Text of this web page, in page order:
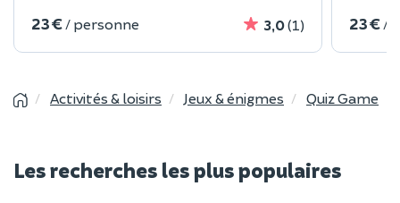
23 € / personne 3,0(1) 23 € /
Activités & loisirs Jeux & énigmes Quiz Game
Les recherches les plus populaires